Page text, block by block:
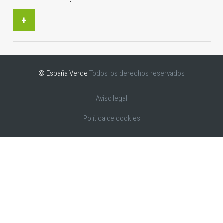
+
© España Verde Todos los derechos reservados
Aviso legal
Política de cookies